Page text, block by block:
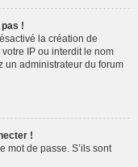
!
la création de
IP ou interdit le nom
un administrateur du forum
!
mot de passe. S’ils sont